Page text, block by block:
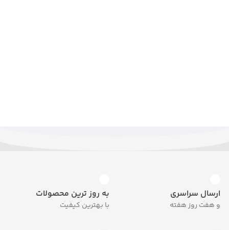
ارسال سراسری
و هفت روز هفته
به روز ترین محصولات
با بهترین کیفیت